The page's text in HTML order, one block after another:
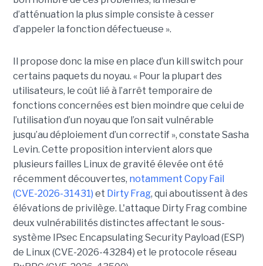
d’atténuation la plus simple consiste à cesser
d’appeler la fonction défectueuse ».
Il propose donc la mise en place d’un kill switch pour
certains paquets du noyau. « Pour la plupart des
utilisateurs, le coût lié à l’arrêt temporaire de
fonctions concernées est bien moindre que celui de
l’utilisation d’un noyau que l’on sait vulnérable
jusqu’au déploiement d’un correctif », constate Sasha
Levin. Cette proposition intervient alors que
plusieurs failles Linux de gravité élevée ont été
récemment découvertes, notamment Copy Fail
(CVE-2026-31431) et Dirty Frag, qui aboutissent à des
élévations de privilège. L'attaque Dirty Frag combine
deux vulnérabilités distinctes affectant le sous-
système IPsec Encapsulating Security Payload (ESP)
de Linux (CVE-2026-43284) et le protocole réseau